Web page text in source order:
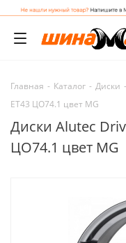
Главная - Каталог - Диски -
ET43 ЦО74.1 цвет MG
Диски Alutec
ЦО74.1 цвет MG